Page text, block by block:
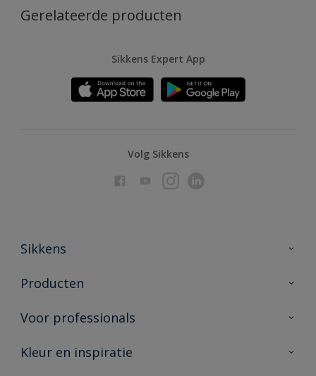
Gerelateerde producten
Sikkens Expert App
Volg Sikkens
Sikkens
Over Sikkens
Duurzaamheid
Producten
Producten voor binnen
Vind je verkooppunt
Voor professionals
Advies & service
Kleur en inspiratie